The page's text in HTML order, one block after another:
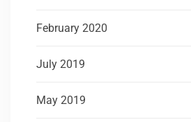
February 2020
July 2019
May 2019